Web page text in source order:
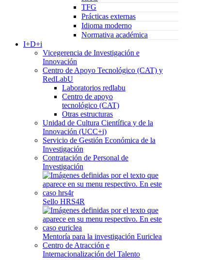
TFG
Prácticas externas
Idioma moderno
Normativa académica
I+D+i
Vicegerencia de Investigación e
Innovación
Centro de Apoyo Tecnológico (CAT) y
RedLabU
Laboratorios redlabu
Centro de apoyo
tecnológico (CAT)
Otras estructuras
Unidad de Cultura Científica y de la
Innovación (UCC+i)
Servicio de Gestión Económica de la
Investigación
Contratación de Personal de
Investigación
Sello HRS4R
Mentoría para la investigación Euriclea
Centro de Atracción e
Internacionalización del Talento